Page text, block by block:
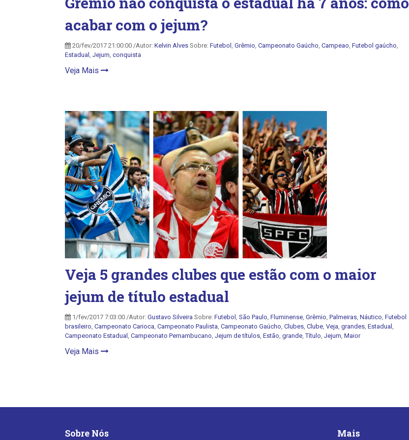
acabar com o jejum?
20/fev/2017 21:00:00 /Autor: Kelvin Alves Sobre: Futebol , Grêmio, Campeonato Gaúcho, Campeao, Futebol gaúcho,
Estadual , Jejum, conquista
Veja Mais
Veja 5 grandes clubes que estão com o maior
jejum de título estadual
1/fev/2017 7:03:00 /Autor: Gustavo Silveira Sobre: Futebol , São Paulo, Fluminense, Grêmio, Palmeiras, Náutico, Futebol
brasileiro, Campeonato Carioca, Campeonato Paulista, Campeonato Gaúcho, Clubes, Clube, Veja, grandes, Estadual ,
Campeonato Estadual , Campeonato Pernambucano, Jejum de títulos, Estão, grande,Título, Jejum, Maior
Veja Mais
Sobre Nós Mais